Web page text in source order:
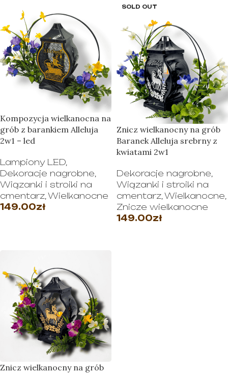
Kompozycja wielkanocna na
grób z barankiem Alleluja
2w1 – led
Lampiony LED,
Dekoracje nagrobne,
Wiązanki i stroiki na
cmentarz, Wielkanocne
149.00zł
SOLD OUT
Znicz wielkanocny na grób
Baranek Alleluja srebrny z
kwiatami 2w1
Dekoracje nagrobne,
Wiązanki i stroiki na
cmentarz, Wielkanocne,
Znicze wielkanocne
149.00zł
Znicz wielkanocny na grób